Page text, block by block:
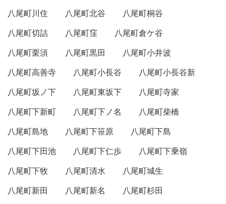
八尾町川住
八尾町北谷
八尾町桐谷
八尾町切詰
八尾町窪
八尾町倉ケ谷
八尾町栗須
八尾町黒田
八尾町小井波
八尾町高善寺
八尾町小長谷
八尾町小長谷新
八尾町坂ノ下
八尾町東坂下
八尾町寺家
八尾町下新町
八尾町下ノ名
八尾町柴橋
八尾町島地
八尾町下笹原
八尾町下島
八尾町下田池
八尾町下仁歩
八尾町下乗嶺
八尾町下牧
八尾町清水
八尾町城生
八尾町新田
八尾町新名
八尾町杉田